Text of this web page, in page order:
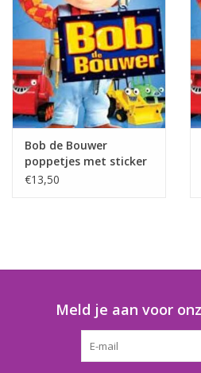
Speelgoedautomaten
Speelgoedpakketten
Gevulde capsules & mixen
Klein speelgoed
Bob de Bouwer
poppetjes met sticker
€13,50
Meld je aan voor